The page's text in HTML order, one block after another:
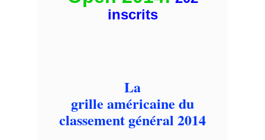
inscrits
La
grille américaine du
classement général 2014